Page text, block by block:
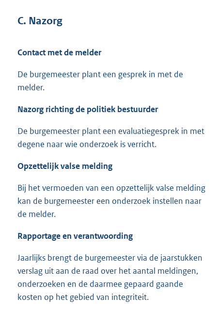
C. Nazorg
Contact met de melder
De burgemeester plant een gesprek in met de
melder.
Nazorg richting de politiek bestuurder
De burgemeester plant een evaluatiegesprek in met
degene naar wie onderzoek is verricht.
Opzettelijk valse melding
Bij het vermoeden van een opzettelijk valse melding
kan de burgemeester een onderzoek instellen naar
de melder.
Rapportage en verantwoording
Jaarlijks brengt de burgemeester via de jaarstukken
verslag uit aan de raad over het aantal meldingen,
onderzoeken en de daarmee gepaard gaande
kosten op het gebied van integriteit.